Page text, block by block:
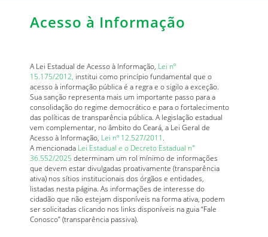
Acesso à Informação
A Lei Estadual de Acesso à Informação, Lei nº
15.175/2012, institui como princípio fundamental que o
acesso à informação pública é a regra e o sigilo a exceção.
Sua sanção representa mais um importante passo para a
consolidação do regime democrático e para o fortalecimento
das políticas de transparência pública. A legislação estadual
vem complementar, no âmbito do Ceará, a Lei Geral de
Acesso à Informação, Lei nº 12.527/2011
A mencionada Lei Estadual e o Decreto Estadual n°
36.552/2025 determinam um rol mínimo de informações
que devem estar divulgadas proativamente (transparência
ativa) nos sítios institucionais dos órgãos e entidades,
listadas nesta página. As informações de interesse do
cidadão que não estejam disponíveis na forma ativa, podem
ser solicitadas clicando nos links disponíveis na guia “Fale
Conosco” (transparência passiva).